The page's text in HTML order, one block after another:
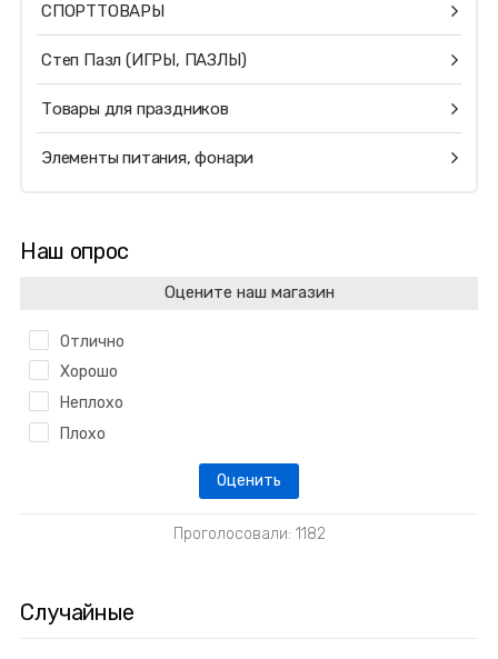
СПОРТТОВАРЫ
Степ Пазл (ИГРЫ, ПАЗЛЫ)
Товары для праздников
Элементы питания, фонари
Наш опрос
Оцените наш магазин
Отлично
Хорошо
Неплохо
Плохо
Проголосовали: 1182
Случайные